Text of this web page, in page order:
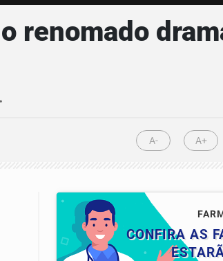
renomado
A- A+
CONFIRA AS